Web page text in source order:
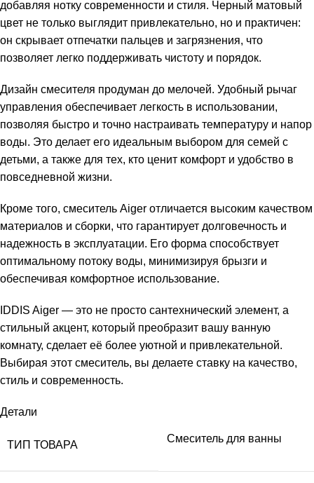
добавляя нотку современности и стиля. Черный матовый
цвет не только выглядит привлекательно, но и практичен:
он скрывает отпечатки пальцев и загрязнения, что
позволяет легко поддерживать чистоту и порядок.
Дизайн смесителя продуман до мелочей. Удобный рычаг
управления обеспечивает легкость в использовании,
позволяя быстро и точно настраивать температуру и напор
воды. Это делает его идеальным выбором для семей с
детьми, а также для тех, кто ценит комфорт и удобство в
повседневной жизни.
Кроме того, смеситель Aiger отличается высоким качеством
материалов и сборки, что гарантирует долговечность и
надежность в эксплуатации. Его форма способствует
оптимальному потоку воды, минимизируя брызги и
обеспечивая комфортное использование.
IDDIS Aiger — это не просто сантехнический элемент, а
стильный акцент, который преобразит вашу ванную
комнату, сделает её более уютной и привлекательной.
Выбирая этот смеситель, вы делаете ставку на качество,
стиль и современность.
Детали
ТИП ТОВАРА
Смеситель для ванны